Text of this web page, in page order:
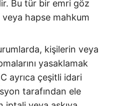
Bu tür bir emri göz
hapse mahkum
kişilerin veya
yasaklamak
ayrıca çeşitli idari
tarafından ele